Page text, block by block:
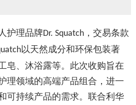
护理品牌Dr. Squatch ，交易条款
以天然成分和环保包装著
皂、沐浴露等。此次收购旨在
理领域的高端产品组合，进一
可持续产品的需求。联合利华